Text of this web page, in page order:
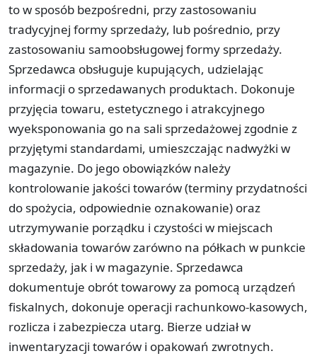
to w sposób bezpośredni, przy zastosowaniu
tradycyjnej formy sprzedaży, lub pośrednio, przy
zastosowaniu samoobsługowej formy sprzedaży.
Sprzedawca obsługuje kupujących, udzielając
informacji o sprzedawanych produktach. Dokonuje
przyjęcia towaru, estetycznego i atrakcyjnego
wyeksponowania go na sali sprzedażowej zgodnie z
przyjętymi standardami, umieszczając nadwyżki w
magazynie. Do jego obowiązków należy
kontrolowanie jakości towarów (terminy przydatności
do spożycia, odpowiednie oznakowanie) oraz
utrzymywanie porządku i czystości w miejscach
składowania towarów zarówno na półkach w punkcie
sprzedaży, jak i w magazynie. Sprzedawca
dokumentuje obrót towarowy za pomocą urządzeń
fiskalnych, dokonuje operacji rachunkowo-kasowych,
rozlicza i zabezpiecza utarg. Bierze udział w
inwentaryzacji towarów i opakowań zwrotnych.